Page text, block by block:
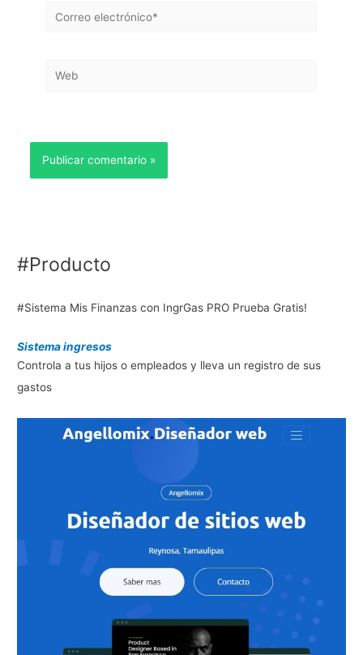
Correo
Web
#Producto
#Sistema Mis Finanzas con IngrGas PRO Prueba Gratis!
Sistema ingresos
Controla a tus hijos o empleados y lleva un registro de sus
gastos